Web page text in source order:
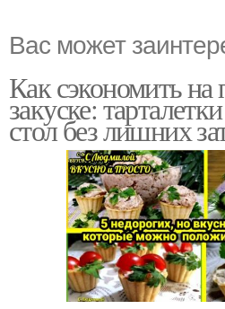
Вас может
Как сэкономить на
закуске:
стол без лишних